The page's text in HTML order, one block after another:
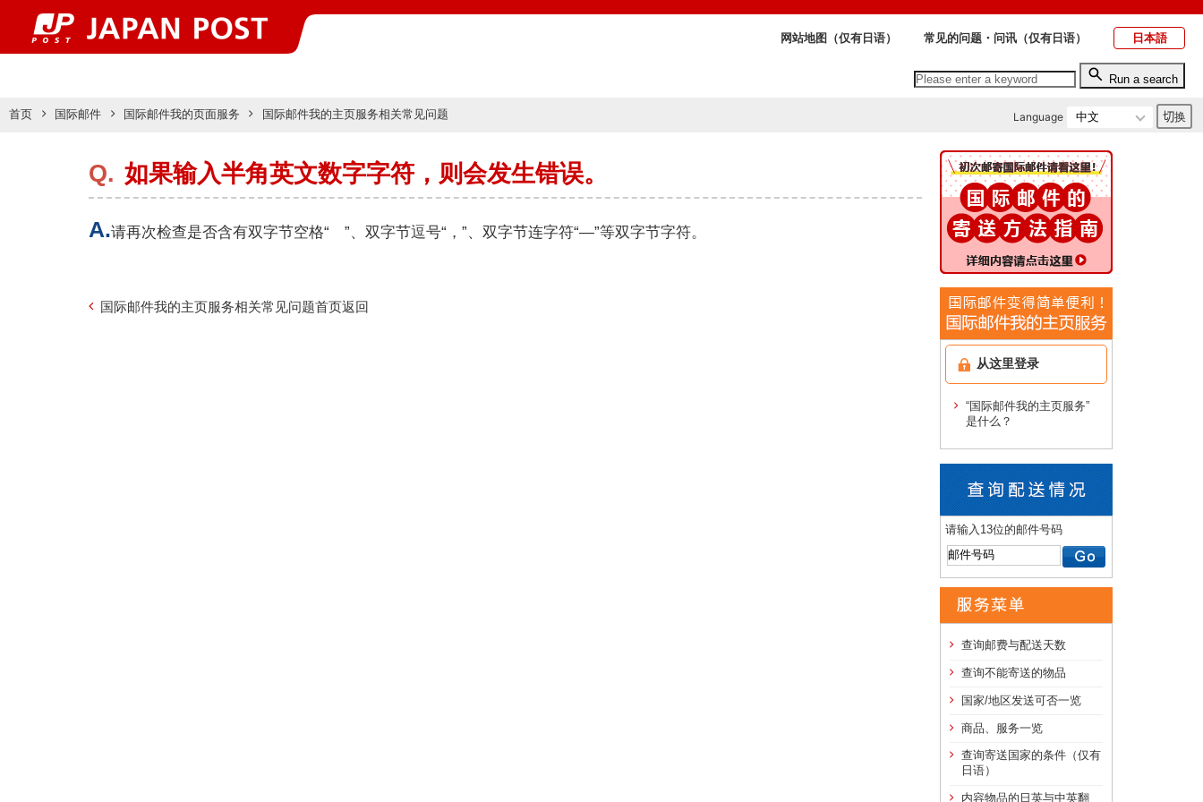
网站地图（仅有日语） 常见的问题・问讯（仅有日语） 日本語
Run a search
Language
首页 国际邮件 国际邮件我的页面服务 国际邮件我的主页服务相关常见问题
如果输入半角英文数字字符，则会发生错误。
请再次检查是否含有双字节空格“ ”、双字节逗号“，”、双字节连字符“—”等双字节字符。
国际邮件我的主页服务相关常见问题首页返回
从这里登录
“国际邮件我的主页服务”
是什么？
请输入13位的邮件号码
查询邮费与配送天数
查询不能寄送的物品
国家/地区发送可否一览
商品、服务一览
查询寄送国家的条件（仅有
日语）
内容物品的日英与中英翻